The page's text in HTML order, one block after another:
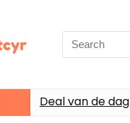
Search
for:
Deal van de dag